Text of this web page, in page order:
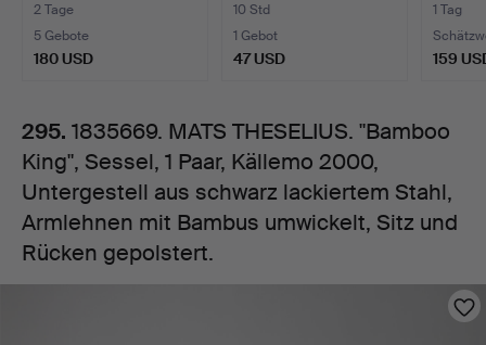
Paar,
Källemo
2000,
Untergestell
aus
Bäckströms …
2 Tage
5 Gebote
180 USD
10 Std
1 Gebot
47 USD
1 Tag
159
295. 1835669. MATS THESELIUS. "Bamboo
King", Sessel, 1 Paar, Källemo 2000,
Untergestell aus schwarz lackiertem Stahl,
Armlehnen mit Bambus umwickelt, Sitz und
Rücken gepolstert.